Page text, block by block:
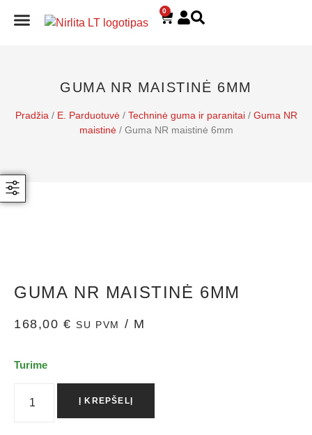
0
GUMA NR MAISTINĖ 6MM
Pradžia / E. Parduotuvė/ Techninė guma ir paranitai/ Guma NR
maistinė/ Guma NR maistinė 6mm
GUMA NR MAISTINĖ 6MM
168,00€ SU PVM / M
Turime
Į KREPŠELĮ